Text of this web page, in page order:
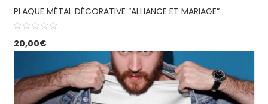
PLAQUE MÉTAL DÉCORATIVE “ALLIANCE ET MARIAGE”
20,00€